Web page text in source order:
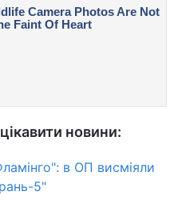
новини:
в ОП висміяли
5"